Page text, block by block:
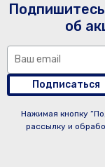
об
Подписаться
Нажимая кнопку
рассылку и